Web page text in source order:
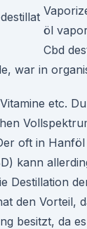
öl
Cbd
war in
etc.
oft in Hanföl
kann
Destillation
den Vorteil,
besitzt, da